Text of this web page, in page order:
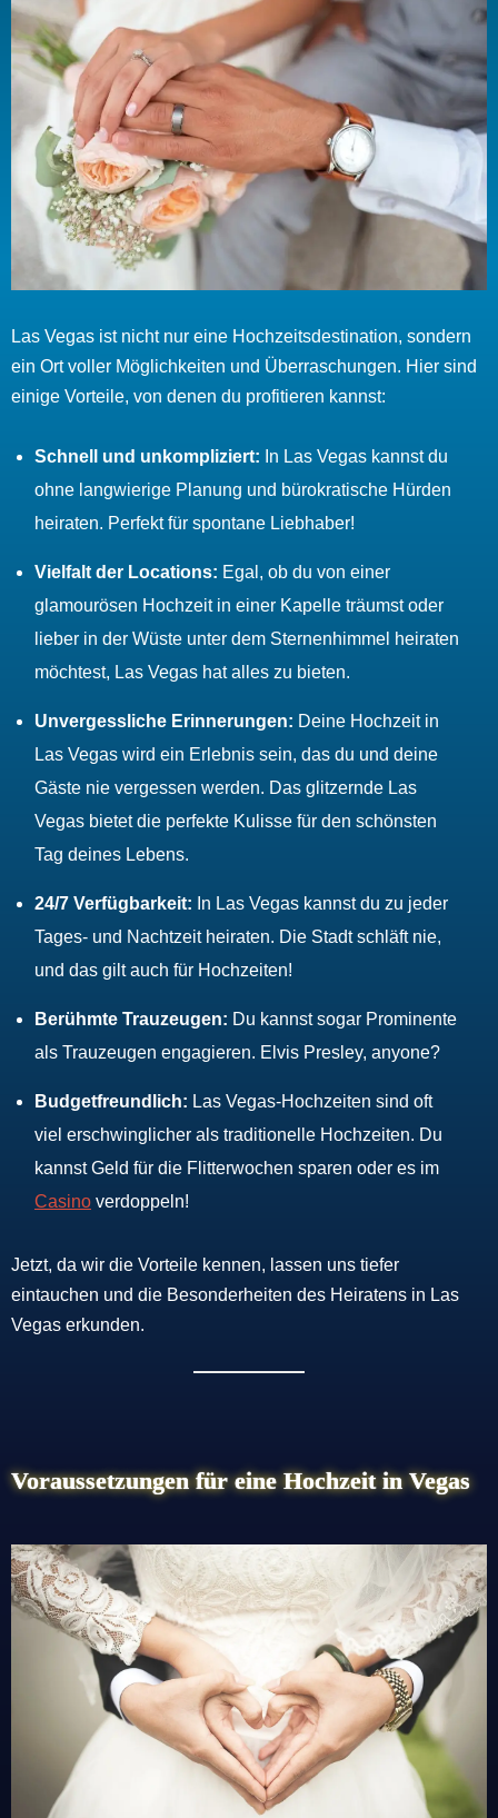
Las Vegas ist nicht nur eine Hochzeitsdestination, sondern
ein Ort voller Möglichkeiten und Überraschungen. Hier sind
einige Vorteile, von denen du profitieren kannst:
Schnell und unkompliziert: In Las Vegas kannst du
ohne langwierige Planung und bürokratische Hürden
heiraten. Perfekt für spontane Liebhaber!
Vielfalt der Locations: Egal, ob du von einer
glamourösen Hochzeit in einer Kapelle träumst oder
lieber in der Wüste unter dem Sternenhimmel heiraten
möchtest, Las Vegas hat alles zu bieten.
Unvergessliche Erinnerungen: Deine Hochzeit in
Las Vegas wird ein Erlebnis sein, das du und deine
Gäste nie vergessen werden. Das glitzernde Las
Vegas bietet die perfekte Kulisse für den schönsten
Tag deines Lebens.
24/7 Verfügbarkeit: In Las Vegas kannst du zu jeder
Tages- und Nachtzeit heiraten. Die Stadt schläft nie,
und das gilt auch für Hochzeiten!
Berühmte Trauzeugen: Du kannst sogar Prominente
als Trauzeugen engagieren. Elvis Presley, anyone?
Budgetfreundlich: Las Vegas-Hochzeiten sind oft
viel erschwinglicher als traditionelle Hochzeiten. Du
kannst Geld für die Flitterwochen sparen oder es im
Casino verdoppeln!
Jetzt, da wir die Vorteile kennen, lassen uns tiefer
eintauchen und die Besonderheiten des Heiratens in Las
Vegas erkunden.
Voraussetzungen für eine Hochzeit in Vegas